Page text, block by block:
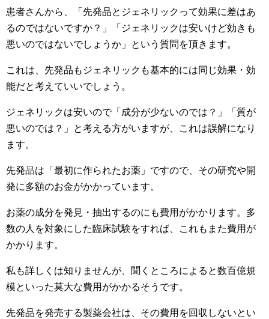
患者さんから、「先発品とジェネリックって効果に差はあ
るのではないですか？」「ジェネリックは安いけど効きも
悪いのではないでしょうか」という質問を頂きます。
これは、先発品もジェネリックも基本的には同じ効果・効
能だと考えていいでしょう。
ジェネリックは安いので「成分が少ないのでは？」「質が
悪いのでは？」と考える方がいますが、これは誤解になり
ます。
先発品は「最初に作られたお薬」ですので、その研究や開
発に多額のお金がかかっています。
お薬の成分を発見・抽出するのにも費用がかかります。多
数の人を対象にした臨床試験をすれば、これもまた費用が
かかります。
私も詳しくは知りませんが、聞くところによると数百億規
模といった莫大な費用がかかるそうです。
先発品を発売する製薬会社は、その費用を回収しないとい